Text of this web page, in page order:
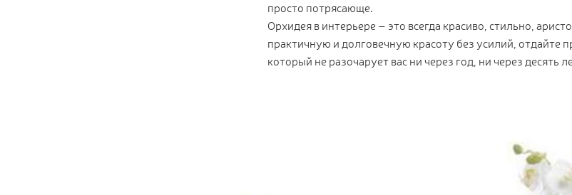
просто потрясающе.
Орхидея в интерьере – это всегда красиво, стильно,
практичную и долговечную красоту без усилий, отдайте
который не разочарует вас ни через год, ни через десять